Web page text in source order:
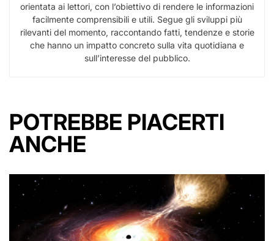
orientata ai lettori, con l’obiettivo di rendere le informazioni
facilmente comprensibili e utili. Segue gli sviluppi più
rilevanti del momento, raccontando fatti, tendenze e storie
che hanno un impatto concreto sulla vita quotidiana e
sull’interesse del pubblico.
POTREBBE PIACERTI
ANCHE